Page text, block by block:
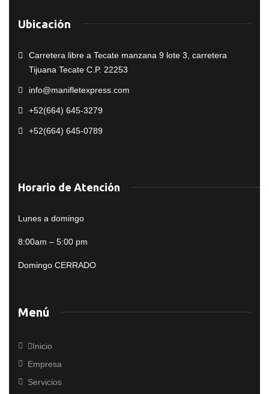
Ubicación
Carretera libre a Tecate manzana 9 lote 3, carretera
Tijuana Tecate C.P. 22253
info@manifletexpress.com
+52(664) 645-3279
+52(664) 645-0789
Horario de Atención
Lunes a domingo
8:00am – 5:00 pm
Domingo CERRADO
Menú
Inicio
Empresa
Servicios